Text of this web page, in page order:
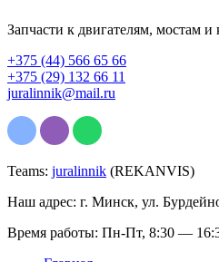
Запчасти к двигателям, мостам
+375 (44) 566 65 66
+375 (29) 132 66 11
juralinnik@mail.ru
Teams: juralinnik (REKANVIS)
Наш адрес: г. Минск, ул.
Время работы: Пн-Пт, 8:30 —